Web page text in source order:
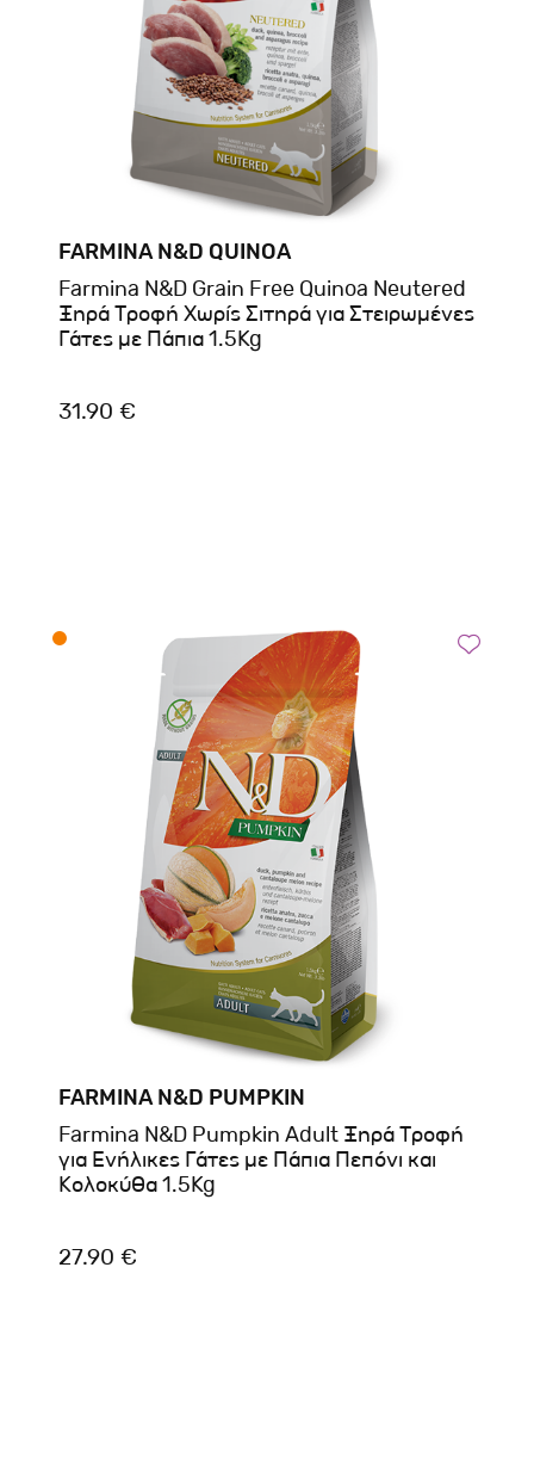
FARMINA N&D QUINOA
Farmina N&D Grain Free Quinoa Neutered
Ξηρά Τροφή Χωρίς Σιτηρά για Στειρωμένες
Γάτες με Πάπια 1.5Kg
31.90 €
FARMINA N&D PUMPKIN
Farmina N&D Pumpkin Adult Ξηρά Τροφή
για Ενήλικες Γάτες με Πάπια Πεπόνι και
Κολοκύθα 1.5Kg
27.90 €